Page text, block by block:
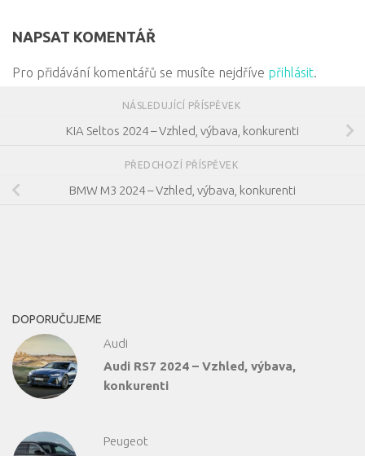
NAPSAT KOMENTÁŘ
Pro přidávání komentářů se musíte nejdříve přihlásit.
NÁSLEDUJÍCÍ PŘÍSPĚVEK
KIA Seltos 2024 – Vzhled, výbava, konkurenti
PŘEDCHOZÍ PŘÍSPĚVEK
BMW M3 2024 – Vzhled, výbava, konkurenti
DOPORUČUJEME
Audi
Audi RS7 2024 – Vzhled, výbava,
konkurenti
Peugeot